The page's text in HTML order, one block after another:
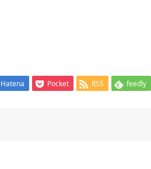
Hatena Pocket RSS feedly